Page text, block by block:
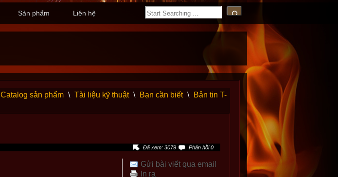
Sản phẩm Liên hệ
Catalog sản phẩm \ Tài liệu kỹ thuật \ Bạn cần biết \
Bản tin T-
Đã xem: 3079 Phản hồi 0
Gửi bài viết qua email
In ra